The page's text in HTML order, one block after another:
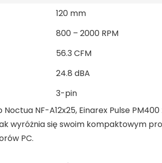
120 mm
800 – 2000 RPM
56.3 CFM
24.8 dBA
3-pin
NF-A12x25, Einarex Pulse
wyróżnia się swoim kompaktowym
PC.